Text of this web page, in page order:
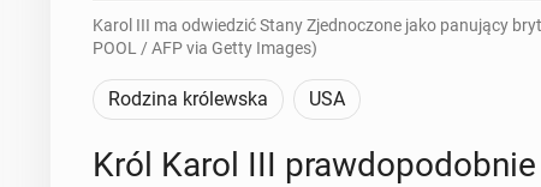
Karol III ma odwiedzić Stany Zjednoczone jako panujący
POOL / AFP via Getty Images)
Rodzina królewska USA
Król Karol III